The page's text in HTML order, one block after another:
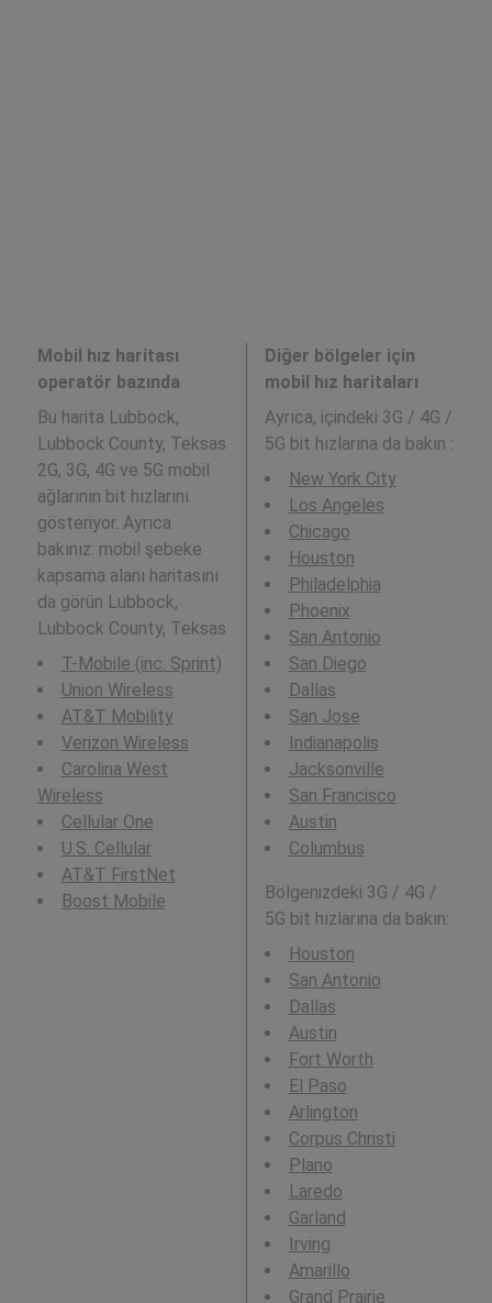
Mobil hız haritası
operatör bazında
Bu harita Lubbock,
Lubbock County, Teksas
2G, 3G, 4G ve 5G mobil
ağlarının bit hızlarını
gösteriyor. Ayrıca
bakınız: mobil şebeke
kapsama alanı haritasını
da görün Lubbock,
Lubbock County, Teksas
T-Mobile (inc. Sprint)
Union Wireless
AT&T Mobility
Verizon Wireless
Carolina West
Wireless
Cellular One
U.S. Cellular
AT&T FirstNet
Boost Mobile
Diğer bölgeler için
mobil hız haritaları
Ayrıca, içindeki 3G / 4G /
5G bit hızlarına da bakın :
New York City
Los Angeles
Chicago
Houston
Philadelphia
Phoenix
San Antonio
San Diego
Dallas
San Jose
Indianapolis
Jacksonville
San Francisco
Austin
Columbus
Bölgenizdeki 3G / 4G /
5G bit hızlarına da bakın:
Houston
San Antonio
Dallas
Austin
Fort Worth
El Paso
Arlington
Corpus Christi
Plano
Laredo
Garland
Irving
Amarillo
Grand Prairie